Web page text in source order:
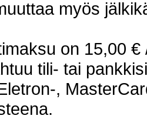
myös
on 15,00
tili- tai
,